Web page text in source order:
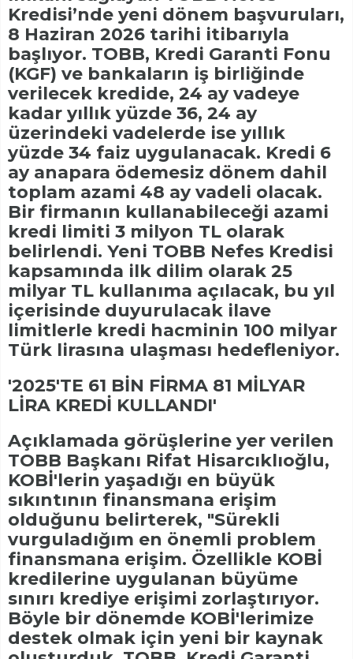
Kredisi’nde yeni dönem başvuruları,
8 Haziran 2026 tarihi itibarıyla
başlıyor. TOBB, Kredi Garanti Fonu
(KGF) ve bankaların iş birliğinde
verilecek kredide, 24 ay vadeye
kadar yıllık yüzde 36, 24 ay
üzerindeki vadelerde ise yıllık
yüzde 34 faiz uygulanacak. Kredi 6
ay anapara ödemesiz dönem dahil
toplam azami 48 ay vadeli olacak.
Bir firmanın kullanabileceği azami
kredi limiti 3 milyon TL olarak
belirlendi. Yeni TOBB Nefes Kredisi
kapsamında ilk dilim olarak 25
milyar TL kullanıma açılacak, bu yıl
içerisinde duyurulacak ilave
limitlerle kredi hacminin 100 milyar
Türk lirasına ulaşması hedefleniyor.
'2025'TE 61 BİN FİRMA 81 MİLYAR
LİRA KREDİ KULLANDI'
Açıklamada görüşlerine yer verilen
TOBB Başkanı Rifat Hisarcıklıoğlu,
KOBİ'lerin yaşadığı en büyük
sıkıntının finansmana erişim
olduğunu belirterek, "Sürekli
vurguladığım en önemli problem
finansmana erişim. Özellikle KOBİ
kredilerine uygulanan büyüme
sınırı krediye erişimi zorlaştırıyor.
Böyle bir dönemde KOBİ'lerimize
destek olmak için yeni bir kaynak